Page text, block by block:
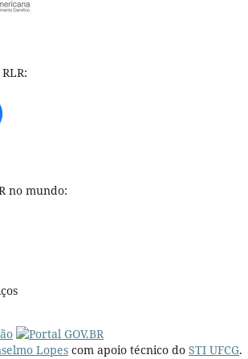
no mundo:
Lopes com apoio técnico do STI UFCG.